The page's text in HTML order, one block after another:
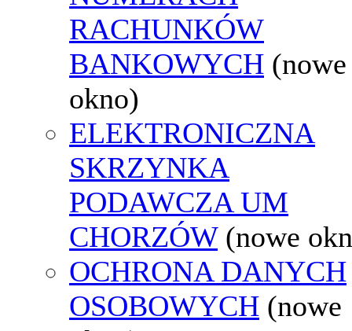
RACHUNKÓW
BANKOWYCH (nowe
okno)
ELEKTRONICZNA
SKRZYNKA
PODAWCZA UM
CHORZÓW (nowe
OCHRONA DANYCH
OSOBOWYCH (nowe